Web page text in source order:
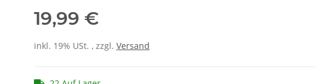
19,99 €
inkl. 19% USt. , zzgl. Versand